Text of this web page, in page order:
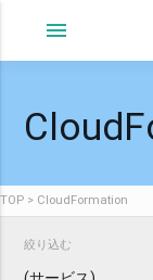
menu
TOP CloudFormation
絞り込む